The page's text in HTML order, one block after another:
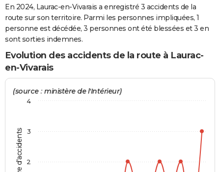
Destinations
City break
Voyage nature
Voyage de noces
Forum
Climat
+
GUIDES D'ACHAT
BONS PLANS
CARTE DE VOEUX
Carte de Noël
Carte Bonne année
Carte Saint-Valentin
Carte Pâques
Carte d'anniversaire
DICTIONNAIRE
COPAINS D'AVANT
S'inscrire
Se connecter
Lycées
Collèges
Primaires
Universités
Entreprises
Service militaire
Avis de recherche
AVIS DE DÉCÈS
FORUM
En 2024, Laurac-en-Vivarais a enregistré 3 accidents de la
route sur son territoire. Parmi les personnes impliquées, 1
personne est décédée, 3 personnes ont été blessées et 3 en
sont sorties indemnes.
Evolution des accidents de la route à Laurac-
en-Vivarais
(source : ministère de l'Intérieur)
2
3
4